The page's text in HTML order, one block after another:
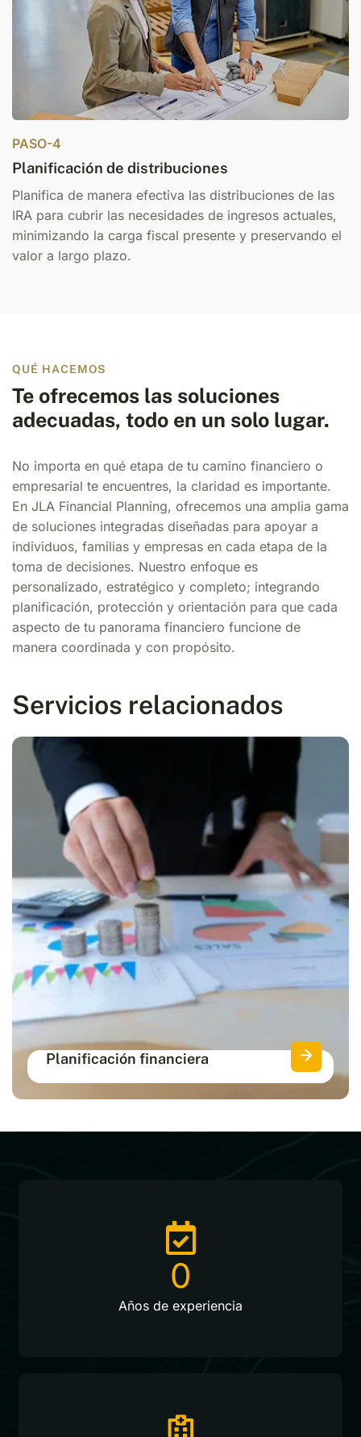
PASO-4
Planificación de distribuciones
Planifica de manera efectiva las distribuciones de las
IRA para cubrir las necesidades de ingresos actuales,
minimizando la carga fiscal presente y preservando el
valor a largo plazo.
QUÉ HACEMOS
Te ofrecemos las soluciones
adecuadas, todo en un solo lugar.
No importa en qué etapa de tu camino financiero o
empresarial te encuentres, la claridad es importante.
En JLA Financial Planning, ofrecemos una amplia gama
de soluciones integradas diseñadas para apoyar a
individuos, familias y empresas en cada etapa de la
toma de decisiones. Nuestro enfoque es
personalizado, estratégico y completo; integrando
planificación, protección y orientación para que cada
aspecto de tu panorama financiero funcione de
manera coordinada y con propósito.
Servicios relacionados
Planificación financiera
segura.
0
Años de experiencia